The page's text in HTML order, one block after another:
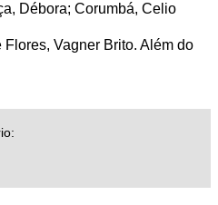
Débora; Corumbá, Celio
Vagner Brito. Além do